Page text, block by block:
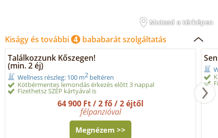
Mutasd a térképen
Kiságy és további 4 bababarát szolgáltatás
Találkozzunk Kőszegen!
(min. 2 éj)
Wellness részleg: 100 m2 beltéren
Kötbérmentes lemondás érkezés előtt 3 nappal
Fizethetsz SZÉP kártyával is
64 900 Ft / 2 fő / 2 éjtől
félpanzióval
Megnézem >>